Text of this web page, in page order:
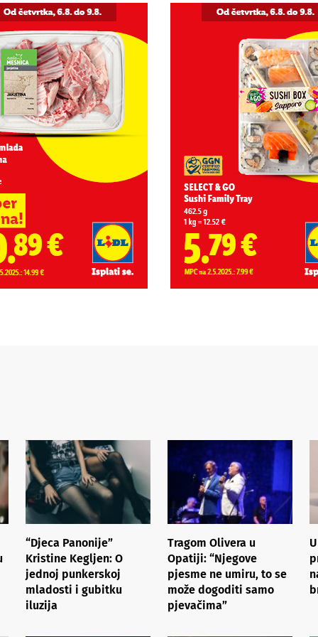
“Djeca Panonije”
Kristine Kegljen: O
jednoj punkerskoj
mladosti i gubitku
iluzija
Tragom Olivera u
Opatiji: “Njegove
pjesme ne umiru, to se
može dogoditi samo
pjevačima”